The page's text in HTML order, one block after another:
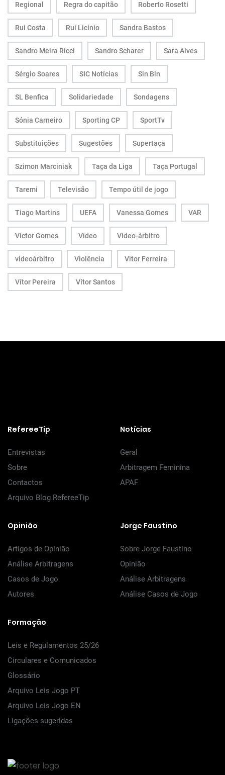
Regional Regra do capitão Roberto Rosetti
Rui Costa Rui Licínio Sandra Bastos
Sandro Meira Ricci Sandro Scharer Sara Alves
Sérgio Soares SIC Notícias Sin Bin
SL Benfica Solidariedade Sondagens
Sónia Carneiro Sporting CP SportTv
Substituições Sugestões Supertaça
Szimon Marciniak Taça da Liga Taça Portugal
Taremi Televisão Tempo útil de jogo
Tiago Martins UEFA Vanessa Gomes VAR
Victor Gomes Vídeo Vídeo-árbitro
videoárbitro Violência Vitor Ferreira
Vítor Pereira Vítor Santos
RefereeTip
Entrevistas
Sobre
Contactos
Arquivo Blog RefereeTip
Notícias
Geral
Arbitragem Feminina
APAF
Opinião
Artigos de Opinião
Análise Arbitragens
Casos de Jogo
Autores
Jorge Faustino
Sobre Jorge Faustino
Opinião
Análise Arbitragens
Análise Casos de Jogo
Formação
Leis e Regulamentos 25/26
Circulares e Comunicados
Glossário
Arquivo Leis Jogo PT
Arquivo Leis Jogo EN
Ligações sugeridas